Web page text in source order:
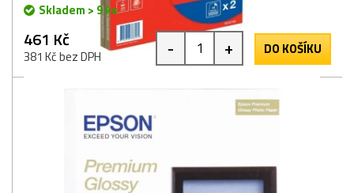
Skladem > 9 ks
461 Kč
381 Kč bez DPH - + DO KOŠÍKU